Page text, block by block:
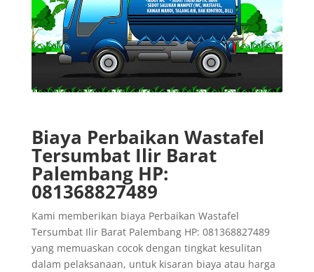
Biaya Perbaikan Wastafel
Tersumbat Ilir Barat
Palembang HP:
081368827489
Kami memberikan biaya Perbaikan Wastafel
Tersumbat Ilir Barat Palembang HP: 081368827489
yang memuaskan cocok dengan tingkat kesulitan
dalam pelaksanaan, untuk kisaran biaya atau harga